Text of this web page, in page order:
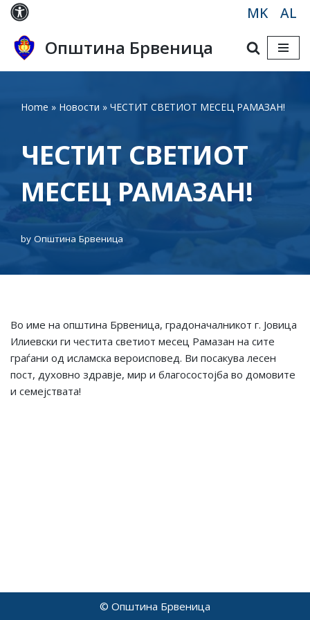
Skip
to
content
MK AL
Општина Брвеница
Home » Новости » ЧЕСТИТ СВЕТИОТ МЕСЕЦ РАМАЗАН!
ЧЕСТИТ СВЕТИОТ
МЕСЕЦ РАМАЗАН!
by Општина Брвеница
Во име на општина Брвеница, градоначалникот г. Јовица
Илиевски ги честита светиот месец Рамазан на сите
граѓани од исламска вероисповед. Ви посакува лесен
пост, духовно здравје, мир и благосостојба во домовите
и семејствата!
© Општина Брвеница